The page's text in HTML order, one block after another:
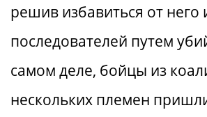
решив избавиться от него
последователей путем
самом деле, бойцы из
нескольких племен